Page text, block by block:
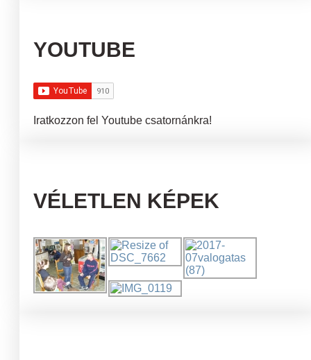
YOUTUBE
Iratkozzon fel Youtube csatornánkra!
VÉLETLEN KÉPEK